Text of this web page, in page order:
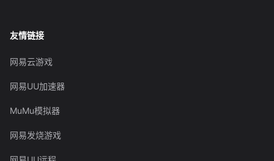
友情链接
网易云游戏
网易UU加速器
MuMu模拟器
网易发烧游戏